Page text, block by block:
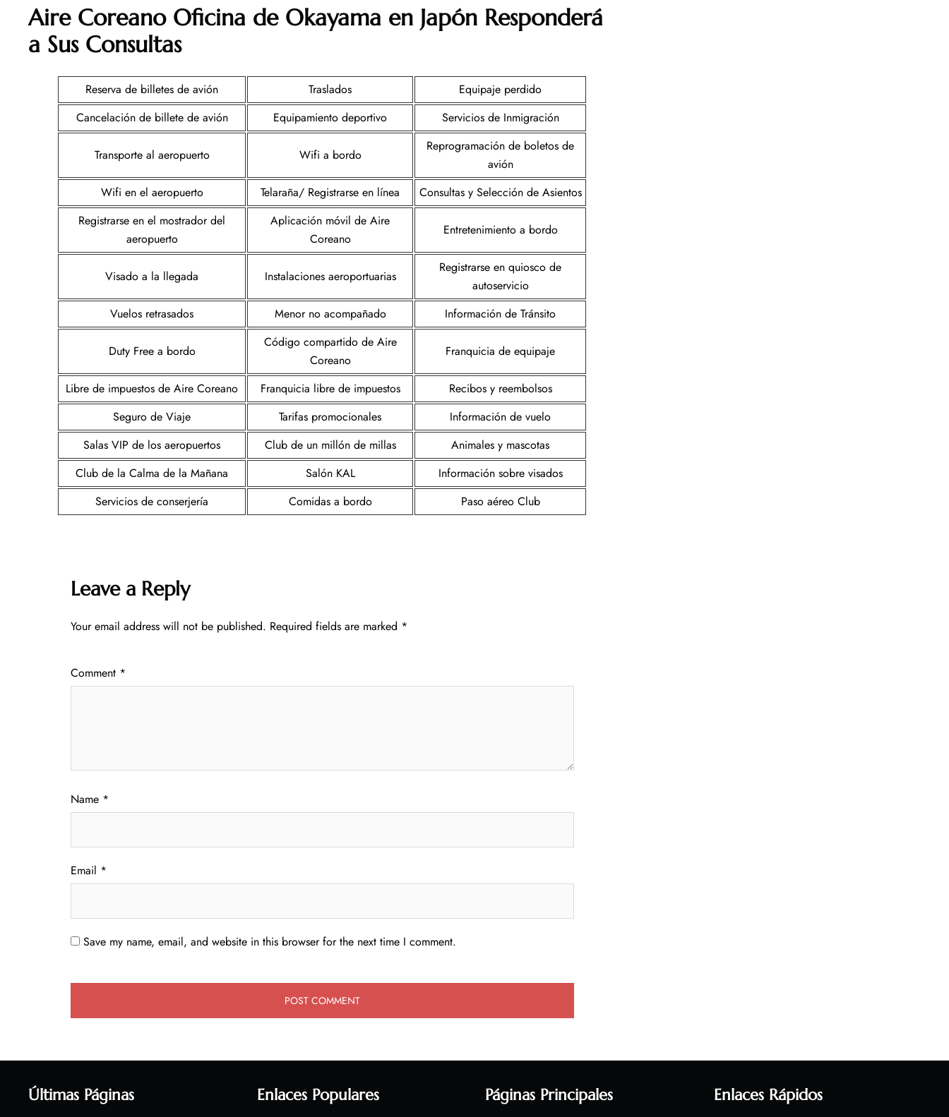
Aire Coreano Oficina de Okayama en Japón Responderá
a Sus Consultas
Reserva de billetes de avión Traslados
Equipaje perdido
Cancelación de billete de avión
Equipamiento deportivo Servicios de Inmigración
Transporte al aeropuerto Wifi a bordo
Reprogramación de boletos de
avión
Wifi en el aeropuerto
Telaraña/ Registrarse en línea
Consultas y Selección de Asientos
Registrarse en el mostrador del
aeropuerto
Aplicación móvil de Aire
Coreano
Entretenimiento a bordo
Visado a la llegada Instalaciones aeroportuarias
Registrarse en quiosco de
autoservicio
Vuelos retrasados
Menor no acompañado Información de Tránsito
Duty Free a bordo
Código compartido de Aire
Coreano
Franquicia de equipaje
Libre de impuestos de Aire Coreano Franquicia libre de impuestos
Recibos y reembolsos
Seguro de Viaje
Tarifas promocionales
Información de vuelo
Salas VIP de los aeropuertos
Club de un millón de millas
Animales y mascotas
Club de la Calma de la Mañana
Salón KAL
Información sobre visados
Servicios de conserjería
Comidas a bordo Paso aéreo Club
Leave a Reply
Your email address will not be published. Required fields are marked *
Comment *
Name *
Email *
Save my name, email, and website in this browser for the next time I comment.
Últimas Páginas Enlaces Populares Páginas Principales Enlaces Rápidos